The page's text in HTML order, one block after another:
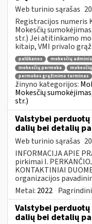
Web turinio sąrašas
Registracijos numeris
Mokesčių
str.) Jei atitinkamo
kitaip, VMI privalo
palūkanos mokesčių
mokesčių permoka
permokos grąžinimo terminas
žinyno kategorijos:
Mokesčių
str.)
Valstybei
dalių bei detalių
Web turinio sąrašas
INFORMACIJA APIE
pirkimai I.
KONTAKTINIAI
organizacijos
Metai: 2022
Valstybei
dalių bei detalių